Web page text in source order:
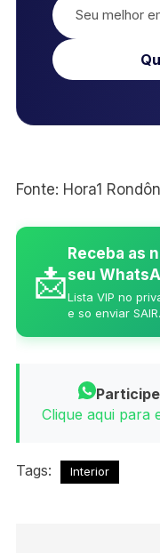
Fonte: Hora1
📩
Receba as
seu
Lista VIP no
e so enviar SAIR.
Clique aqui para
Tags: Interior